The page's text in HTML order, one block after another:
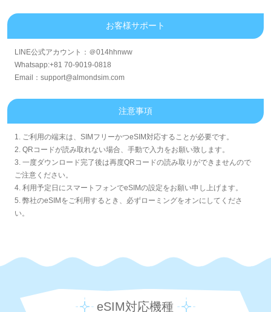
お客様サポート
LINE公式アカウント：＠014hhnww
Whatsapp:+81 70-9019-0818
Email：support@almondsim.com
注意事項
1. ご利用の端末は、SIMフリーかつeSIM対応することが必要です。
2. QRコードが読み取れない場合、手動で入力をお願い致します。
3. 一度ダウンロード完了後は再度QRコードの読み取りができませんので
ご注意ください。
4. 利用予定日にスマートフォンでeSIMの設定をお願い申し上げます。
5. 弊社のeSIMをご利用するとき、必ずローミングをオンにしてくださ
い。
eSIM対応機種